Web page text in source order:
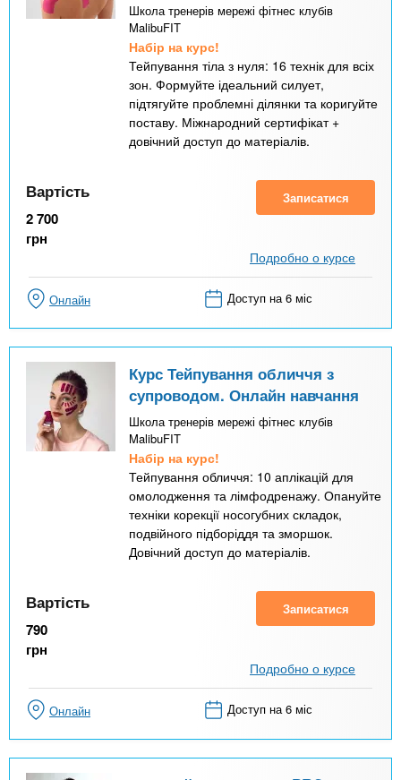
Школа тренерів мережі фітнес клубів
MalibuFIT
Набір на курс!
Тейпування тіла з нуля: 16 технік для всіх
зон. Формуйте ідеальний силует,
підтягуйте проблемні ділянки та коригуйте
поставу. Міжнародний сертифікат +
довічний доступ до матеріалів.
Вартість
2 700
грн
Записатися
Подробно о курсе
Онлайн Доступ на 6 міс
Курс Тейпування обличчя з
супроводом. Онлайн навчання
Школа тренерів мережі фітнес клубів
MalibuFIT
Набір на курс!
Тейпування обличчя: 10 аплікацій для
омолодження та лімфодренажу. Опануйте
техніки корекції носогубних складок,
подвійного підборіддя та зморшок.
Довічний доступ до матеріалів.
Вартість
790
грн
Записатися
Подробно о курсе
Онлайн Доступ на 6 міс